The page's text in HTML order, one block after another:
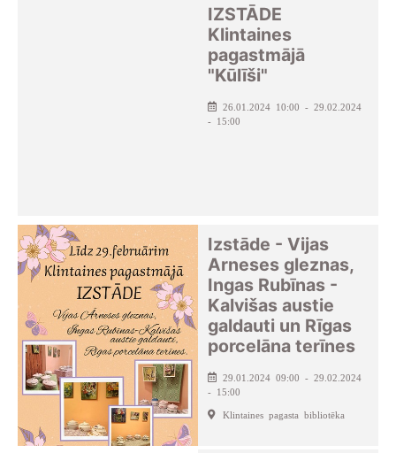
IZSTĀDE
Klintaines
pagastmājā
"Kūlīši"
26.01.2024 10:00 - 29.02.2024
- 15:00
Izstāde - Vijas
Arneses gleznas,
Ingas Rubīnas -
Kalvišas austie
galdauti un Rīgas
porcelāna terīnes
29.01.2024 09:00 - 29.02.2024
- 15:00
Klintaines pagasta bibliotēka